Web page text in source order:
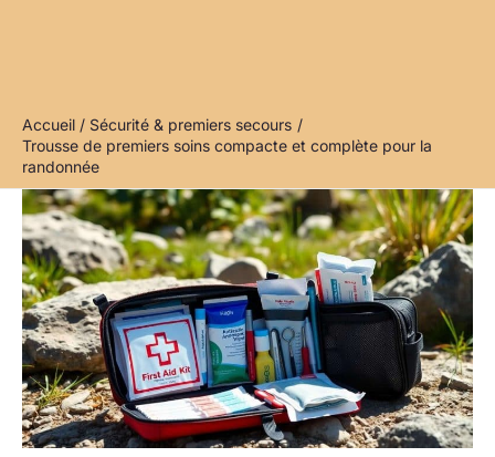
Accueil
Sécurité & premiers secours
Trousse de premiers soins compacte et complète pour la
randonnée